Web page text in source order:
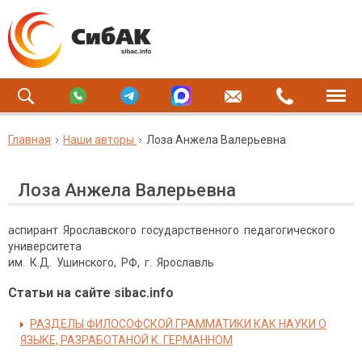
Главная Наши авторы Лоза Анжела Валерьевна
Лоза Анжела Валерьевна
аспирант Ярославского государственного педагогического
университета
им. К.Д. Ушинского, РФ, г. Ярославль
Статьи на сайте sibac.info
РАЗДЕЛЫ ФИЛОСОФСКОЙ ГРАММАТИКИ КАК НАУКИ О
ЯЗЫКЕ, РАЗРАБОТАНОЙ К. ГЕРМАННОМ